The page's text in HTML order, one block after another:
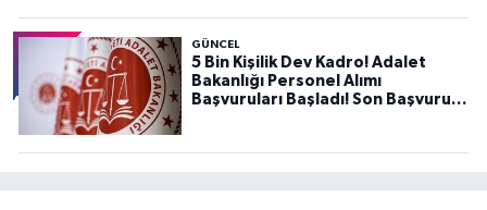
GÜNCEL
5 Bin Kişilik Dev Kadro! Adalet
Bakanlığı Personel Alımı
Başvuruları Başladı! Son Başvuru